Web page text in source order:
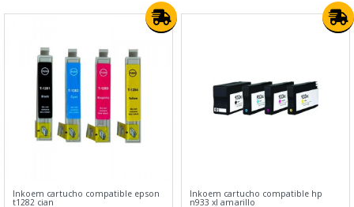
Inkoem cartucho compatible epson
t1282 cian
Inkoem cartucho compatible hp
n933 xl amarillo